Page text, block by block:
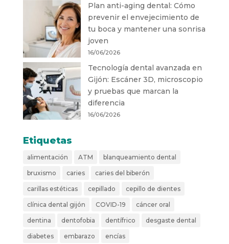
Plan anti-aging dental: Cómo
prevenir el envejecimiento de
tu boca y mantener una sonrisa
joven
16/06/2026
Tecnología dental avanzada en
Gijón: Escáner 3D, microscopio
y pruebas que marcan la
diferencia
16/06/2026
Etiquetas
alimentación ATM blanqueamiento dental
bruxismo caries caries del biberón
carillas estéticas cepillado cepillo de dientes
clínica dental gijón COVID-19 cáncer oral
dentina dentofobia dentífrico desgaste dental
diabetes embarazo encías